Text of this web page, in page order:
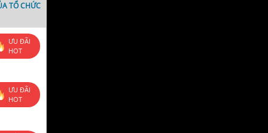
TỔ CHỨC
ƯU ĐÃI
HOT
ƯU ĐÃI
HOT